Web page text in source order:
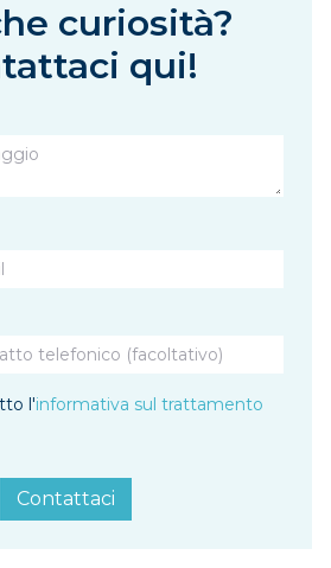
curiosità?
qui!
l'informativa sul trattamento
Contattaci